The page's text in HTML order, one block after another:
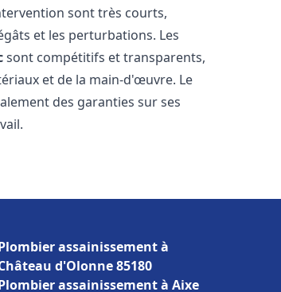
sont très courts,
et les perturbations. Les
sont compétitifs et transparents,
et de la main-d'œuvre. Le
des garanties sur ses
assainissement à
d'Olonne 85180
assainissement à Aixe